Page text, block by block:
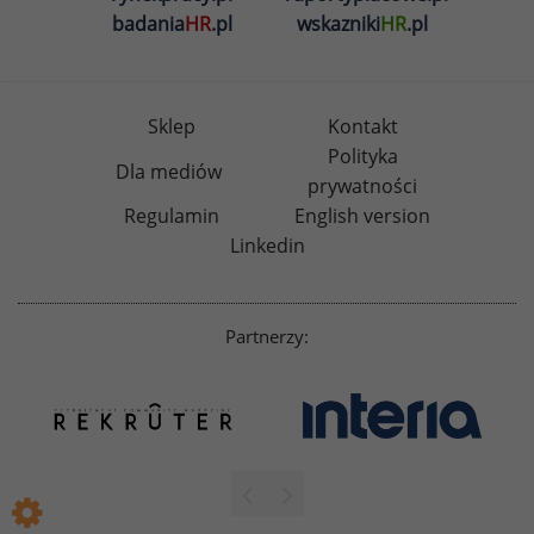
badaniaHR.pl wskaznikiHR.pl
Sklep
Kontakt
Dla mediów
Polityka
prywatności
Regulamin
English version
Linkedin
Partnerzy: